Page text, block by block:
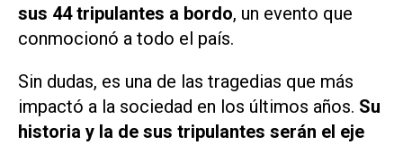
sus 44 tripulantes a bordo, un evento que
conmocionó a todo el país.
Sin dudas, es una de las tragedias que más
impactó a la sociedad en los últimos años. Su
historia y la de sus tripulantes serán el eje